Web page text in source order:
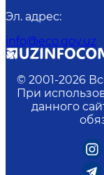
Эл. адрес:
info@eco.gov.uz
© 2001-2026
При
данного